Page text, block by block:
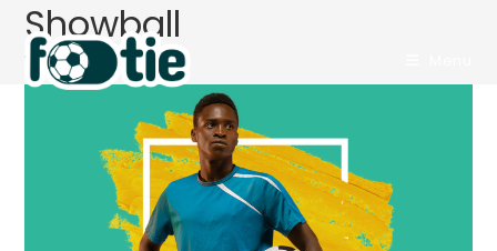
para
conteúdo
Showball
> Blog Showball